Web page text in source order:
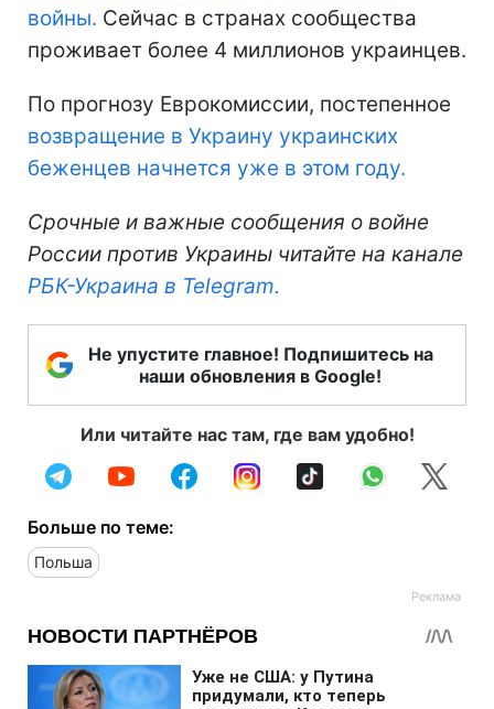
войны. Сейчас в странах сообщества
проживает более 4 миллионов украинцев.
По прогнозу Еврокомиссии, постепенное
возвращение в Украину украинских
беженцев начнется уже в этом году.
Срочные и важные сообщения о войне
России против Украины читайте на канале
РБК-Украина в Telegram.
Не упустите главное! Подпишитесь на
наши обновления в Google!
Или читайте нас там, где вам удобно!
Больше по теме:
Польша